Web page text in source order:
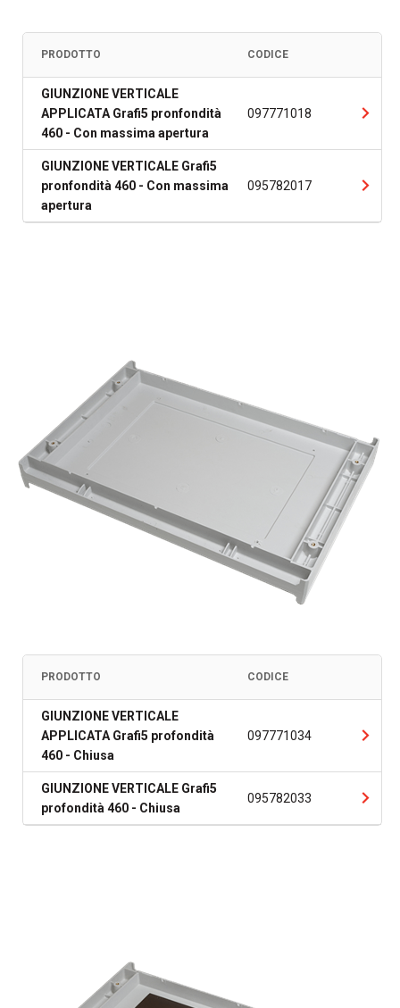
PRODOTTO CODICE
GIUNZIONE VERTICALE
APPLICATA Grafi5 pronfondità
460 - Con massima apertura
097771018
GIUNZIONE VERTICALE Grafi5
pronfondità 460 - Con massima
apertura
095782017
PRODOTTO CODICE
GIUNZIONE VERTICALE
APPLICATA Grafi5 profondità
460 - Chiusa
097771034
GIUNZIONE VERTICALE Grafi5
profondità 460 - Chiusa
095782033